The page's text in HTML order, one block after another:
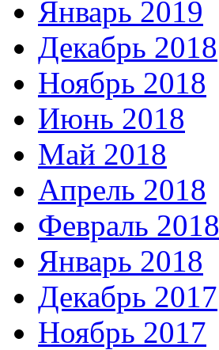
Январь 2019
Декабрь 2018
Ноябрь 2018
Июнь 2018
Май 2018
Апрель 2018
Февраль 2018
Январь 2018
Декабрь 2017
Ноябрь 2017